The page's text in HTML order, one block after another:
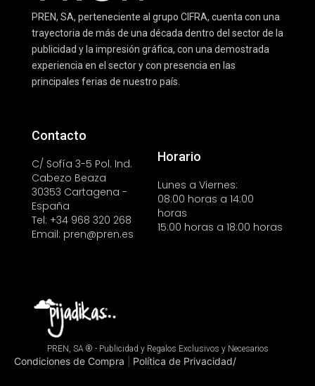
PREN, SA, perteneciente al grupo CIFRA, cuenta con una
trayectoria de más de una década dentro del sector de la
publicidad y la impresión gráfica, con una demostrada
experiencia en el sector y con presencia en las
principales ferias de nuestro país.
Contacto
C/ Sofía 3-5 Pol. Ind.
Cabezo Beaza
30353 Cartagena -
España
Tel: +34 968 320 268
Email: pren@pren.es
Horario
Lunes a Viernes:
08:00 horas a 14:00
horas
15:00 horas a 18:00 horas
PREN, SA ® - Publicidad y Regalos Exclusivos y Necesarios
Condiciones de Compra Política de Privacidad/